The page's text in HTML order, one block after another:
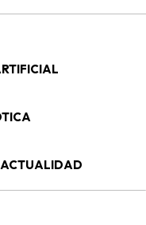
ACTUALIDAD